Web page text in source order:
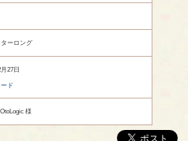
ーロング
27日
ド
様